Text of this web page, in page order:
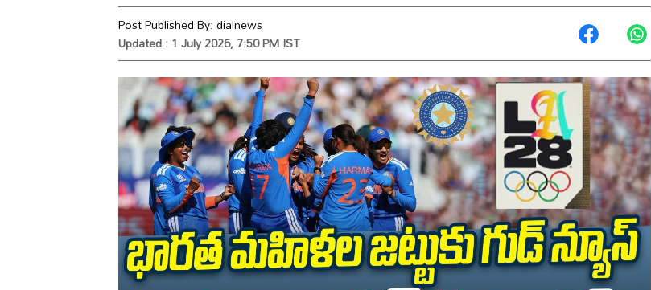
Post Published By:dialnews
Updated : 1 July 2026, 7:50 PM IST